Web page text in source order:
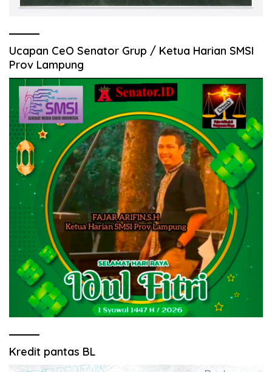
Ucapan CeO Senator Grup / Ketua Harian SMSI
Prov Lampung
Kredit pantas BL